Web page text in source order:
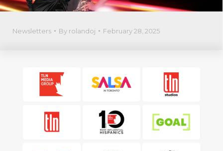
Newsletters By rolandoj February 28, 2025